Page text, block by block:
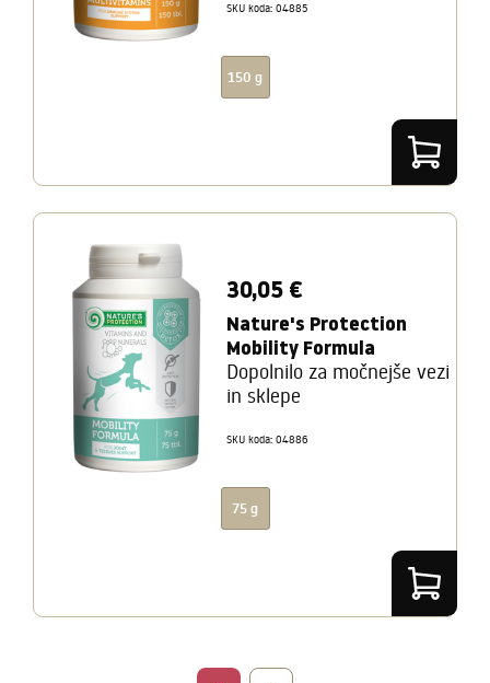
SKU koda: 04885
150 g
30,05 €
Nature's Protection
Mobility Formula
Dopolnilo za močnejše vezi
in sklepe
SKU koda: 04886
75 g